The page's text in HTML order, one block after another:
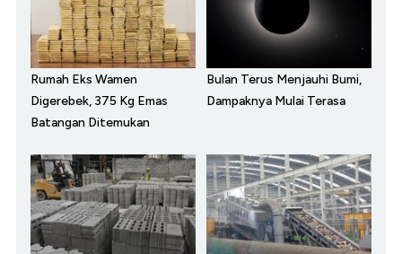
Rumah Eks Wamen
Digerebek, 375 Kg Emas
Batangan Ditemukan
Bulan Terus Menjauhi Bumi,
Dampaknya Mulai Terasa